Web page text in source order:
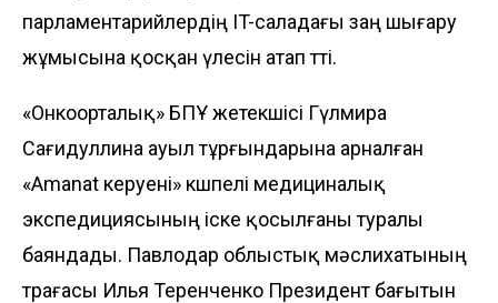
пар­ла­мен­тарийлердің IT-саладағы заң шығару
жұмысына қосқан үлесін атап өтті.
«Онкоорталық» БПҰ жетекшісі Гүлмира
Сағидуллина ауыл тұрғын­дарына арналған
«Amanat керуені» көшпелі медициналық
экспедициясының іске қосылғаны туралы
баяндады. Павло­дар облыстық мәслихатының
төрағасы Илья Теренченко Президент бағытын